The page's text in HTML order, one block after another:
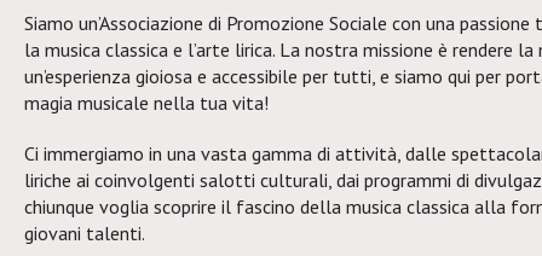
Siamo un’Associazione di Promozione Sociale con una
la musica classica e l’arte lirica. La nostra missione è rendere la
un’esperienza gioiosa e accessibile per tutti, e siamo qui per
magia musicale nella tua vita!
Ci immergiamo in una vasta gamma di attività, dalle
liriche ai coinvolgenti salotti culturali, dai programmi di
chiunque voglia scoprire il fascino della musica classica alla
giovani talenti.